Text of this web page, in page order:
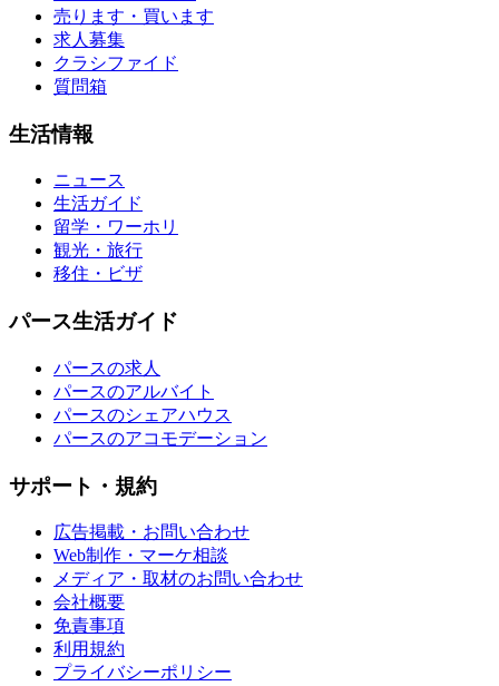
売ります・買います
求人募集
クラシファイド
質問箱
生活情報
ニュース
生活ガイド
留学・ワーホリ
観光・旅行
移住・ビザ
パース生活ガイド
パースの求人
パースのアルバイト
パースのシェアハウス
パースのアコモデーション
サポート・規約
広告掲載・お問い合わせ
Web制作・マーケ相談
メディア・取材のお問い合わせ
会社概要
免責事項
利用規約
プライバシーポリシー